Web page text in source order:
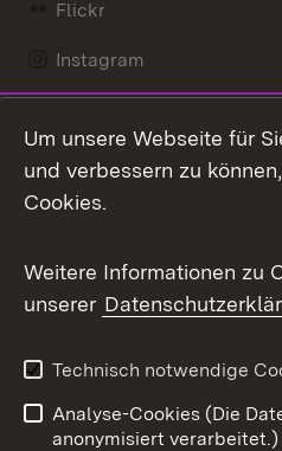
Flickr
Instagram
Mastodon
Messenger
Social Wall
X / Twitter
Youtube
Um unsere Webseite für
und verbessern zu
Cookies.
Weitere Informationen zu
unserer
Technisch notwendige
Analyse-Cookies (Die
anonymisiert verarbeitet.)